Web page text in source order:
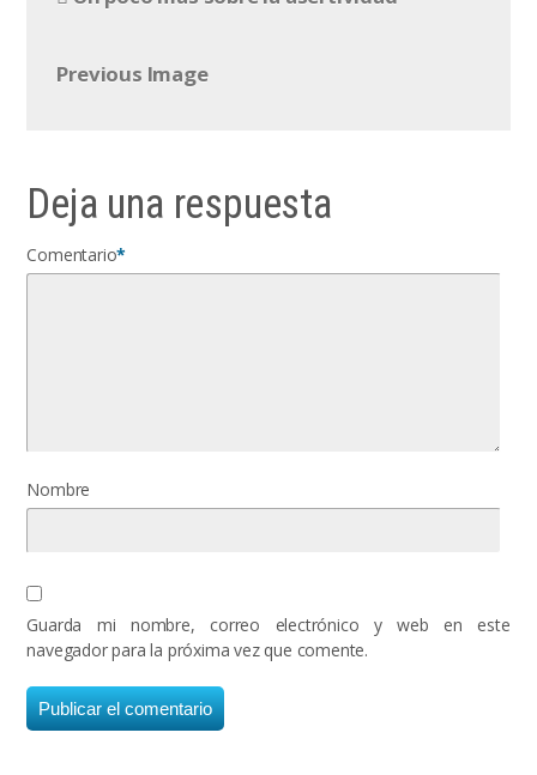
Previous Image
Deja una respuesta
Comentario*
Nombre
Guarda mi nombre, correo electrónico y web en este
navegador para la próxima vez que comente.